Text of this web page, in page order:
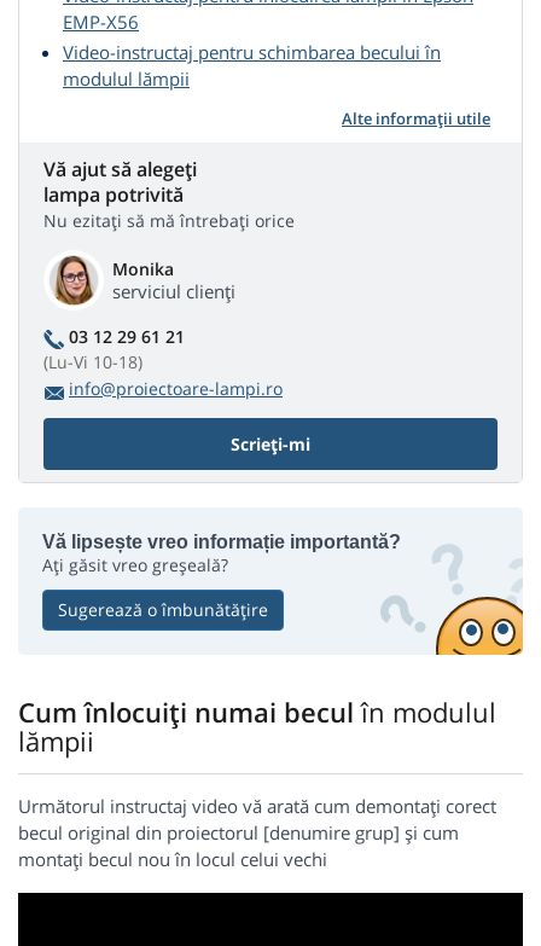
EMP-X56
Video-instructaj pentru schimbarea becului în
modulul lămpii
Alte informații utile
Vă ajut să alegeți
lampa potrivită
Nu ezitați să mă întrebați orice
Monika
serviciul clienți
03 12 29 61 21
(Lu-Vi 10-18)
info@proiectoare-lampi.ro
Scrieți-mi
Vă lipsește vreo informație importantă?
Ați găsit vreo greșeală?
Sugerează o îmbunătățire
Cum înlocuiți numai beculîn modulul
lămpii
Următorul instructaj video vă arată cum demontați corect
becul original din proiectorul [denumire grup] și cum
montați becul nou în locul celui vechi